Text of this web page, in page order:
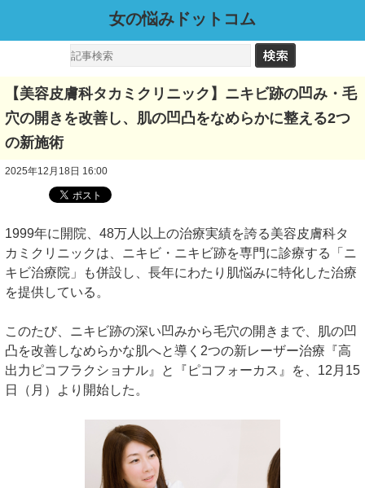
女の悩みドットコム
【美容皮膚科タカミクリニック】ニキビ跡の凹み・毛
穴の開きを改善し、肌の凹凸をなめらかに整える2つ
の新施術
2025年12月18日 16:00
1999年に開院、48万人以上の治療実績を誇る美容皮膚科タ
カミクリニックは、ニキビ・ニキビ跡を専門に診療する「ニ
キビ治療院」も併設し、長年にわたり肌悩みに特化した治療
を提供している。
このたび、ニキビ跡の深い凹みから毛穴の開きまで、肌の凹
凸を改善しなめらかな肌へと導く2つの新レーザー治療『高
出力ピコフラクショナル』と『ピコフォーカス』を、12月15
日（月）より開始した。